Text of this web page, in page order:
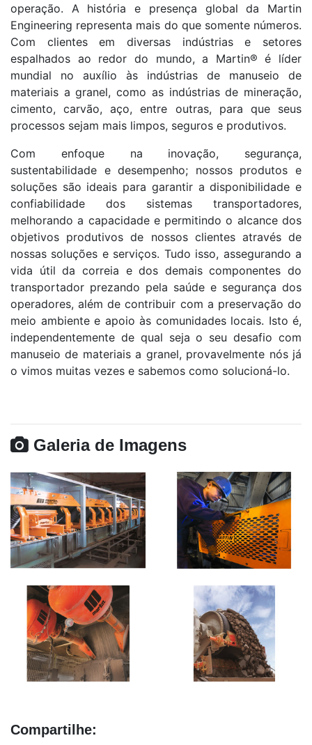
operação. A história e presença global da Martin
Engineering representa mais do que somente números.
Com clientes em diversas indústrias e setores
espalhados ao redor do mundo, a Martin® é líder
mundial no auxílio às indústrias de manuseio de
materiais a granel, como as indústrias de mineração,
cimento, carvão, aço, entre outras, para que seus
processos sejam mais limpos, seguros e produtivos.
Com enfoque na inovação, segurança,
sustentabilidade e desempenho; nossos produtos e
soluções são ideais para garantir a disponibilidade e
confiabilidade dos sistemas transportadores,
melhorando a capacidade e permitindo o alcance dos
objetivos produtivos de nossos clientes através de
nossas soluções e serviços. Tudo isso, assegurando a
vida útil da correia e dos demais componentes do
transportador prezando pela saúde e segurança dos
operadores, além de contribuir com a preservação do
meio ambiente e apoio às comunidades locais. Isto é,
independentemente de qual seja o seu desafio com
manuseio de materiais a granel, provavelmente nós já
o vimos muitas vezes e sabemos como solucioná-lo.
Galeria de Imagens
Compartilhe: